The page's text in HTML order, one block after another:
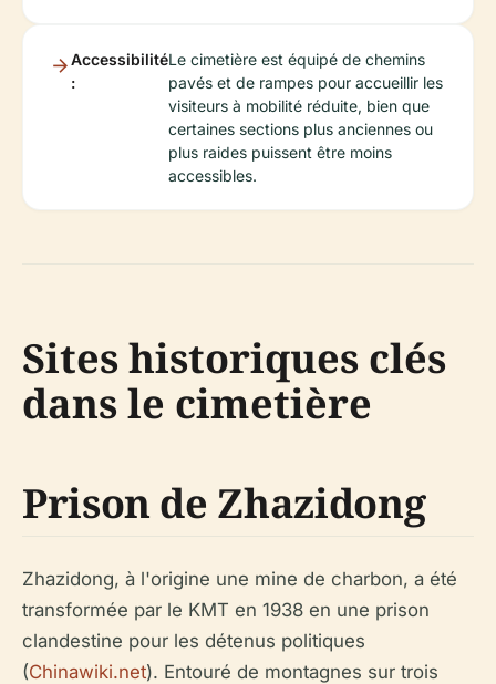
Accessibilité
:
Le cimetière est équipé de chemins
pavés et de rampes pour accueillir les
visiteurs à mobilité réduite, bien que
certaines sections plus anciennes ou
plus raides puissent être moins
accessibles.
Sites historiques clés
dans le cimetière
Prison de Zhazidong
Zhazidong, à l'origine une mine de charbon, a été
transformée par le KMT en 1938 en une prison
clandestine pour les détenus politiques
(Chinawiki.net). Entouré de montagnes sur trois